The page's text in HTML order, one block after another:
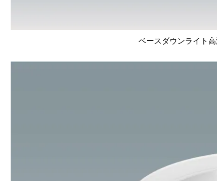
ベースダウンライト